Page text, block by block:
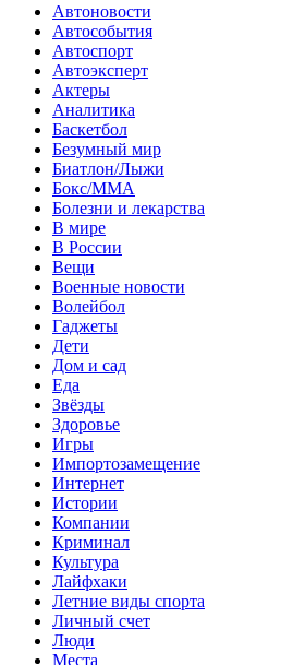
Автоновости
Автособытия
Автоспорт
Автоэксперт
Актеры
Аналитика
Баскетбол
Безумный мир
Биатлон/Лыжи
Бокс/MMA
Болезни и лекарства
В мире
В России
Вещи
Военные новости
Волейбол
Гаджеты
Дети
Дом и сад
Еда
Звёзды
Здоровье
Игры
Импортозамещение
Интернет
Истории
Компании
Криминал
Культура
Лайфхаки
Летние виды спорта
Личный счет
Люди
Места